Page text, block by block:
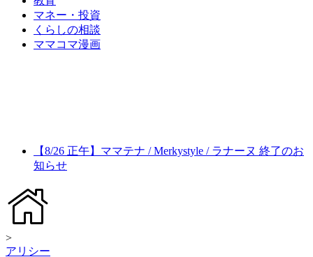
マネー・投資
くらしの相談
ママコマ漫画
【8/26 正午】ママテナ / Merkystyle / ラナーヌ 終了のお
知らせ
>
アリシー